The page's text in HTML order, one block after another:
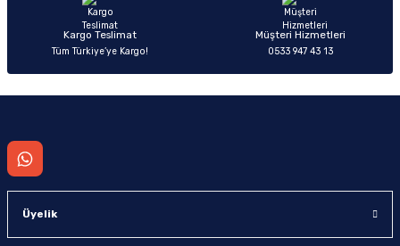
Kargo Teslimat
Tüm Türkiye’ye Kargo!
Müşteri Hizmetleri
0533 947 43 13
Üyelik